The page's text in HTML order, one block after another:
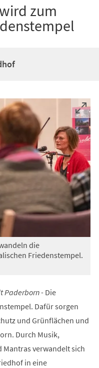
zum
die
Friedenstempel.
Paderborn - Die
Dafür sorgen
und Grünflächen und
Durch Musik,
verwandelt sich
in eine